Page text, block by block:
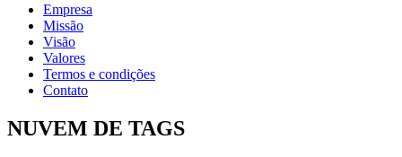
Empresa
Missão
Visão
Valores
Termos e condições
Contato
NUVEM DE TAGS